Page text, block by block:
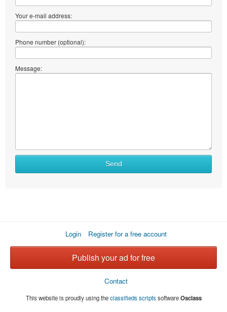
Your e-mail address:
Phone number (optional):
Message:
Send
Login Register for a free account
Publish your ad for free
Contact
This website is proudly using theclassifieds scriptssoftwareOsclass